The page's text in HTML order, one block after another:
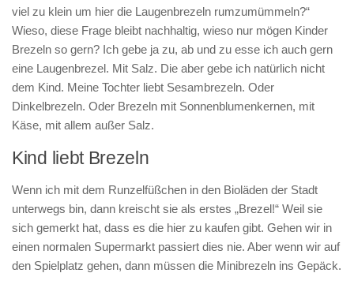
viel zu klein um hier die Laugenbrezeln rumzumümmeln?“
Wieso, diese Frage bleibt nachhaltig, wieso nur mögen Kinder
Brezeln so gern? Ich gebe ja zu, ab und zu esse ich auch gern
eine Laugenbrezel. Mit Salz. Die aber gebe ich natürlich nicht
dem Kind. Meine Tochter liebt Sesambrezeln. Oder
Dinkelbrezeln. Oder Brezeln mit Sonnenblumenkernen, mit
Käse, mit allem außer Salz.
Kind liebt Brezeln
Wenn ich mit dem Runzelfüßchen in den Bioläden der Stadt
unterwegs bin, dann kreischt sie als erstes „Brezel!“ Weil sie
sich gemerkt hat, dass es die hier zu kaufen gibt. Gehen wir in
einen normalen Supermarkt passiert dies nie. Aber wenn wir auf
den Spielplatz gehen, dann müssen die Minibrezeln ins Gepäck.